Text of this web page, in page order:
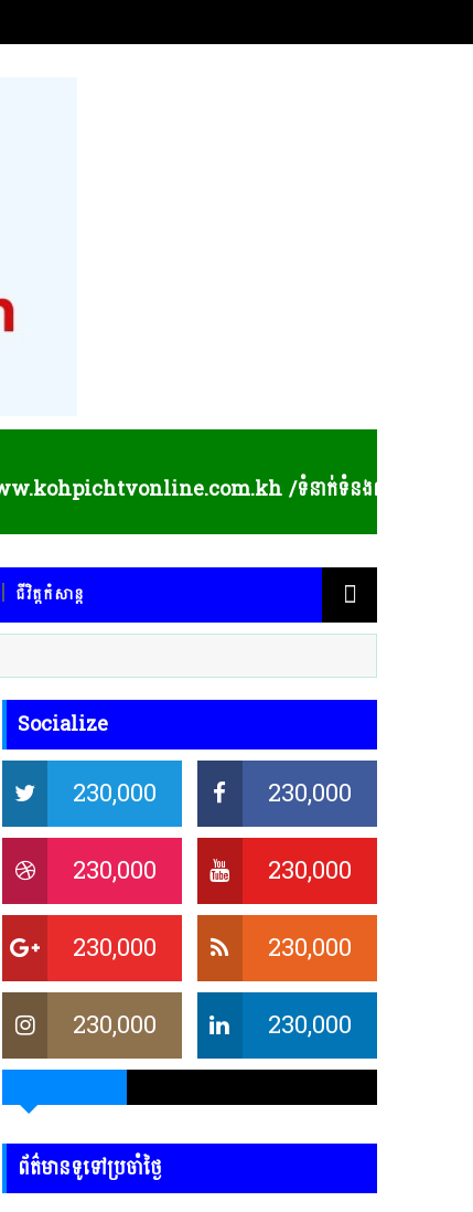
/ទំនាក់ទំនងព័ត៌មាន និងផ្សព្វផ្សាយ
ជីវិត្តកំសាន្ត
Socialize
230,000
230,000
230,000
230,000
230,000
230,000
230,000
230,000
ព័ត៌មានទូទៅប្រចាំថ្ងៃ